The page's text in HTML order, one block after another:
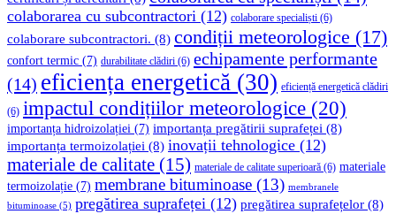
colaborarea cu subcontractori (12) colaborare specialiști (6)
colaborare subcontractori. (8) condiții meteorologice (17)
confort termic (7) durabilitate clădiri (6) echipamente performante
(14) eficiența energetică (30) eficiență energetică clădiri
(6) impactul condițiilor meteorologice (20)
importanța hidroizolației (7) importanța pregătirii suprafeței (8)
importanța termoizolației (8) inovații tehnologice (12)
materiale de calitate (15) materiale de calitate superioară (6) materiale
termoizolație (7) membrane bituminoase (13) membranele
bituminoase (5) pregătirea suprafeței (12) pregătirea suprafețelor (8)